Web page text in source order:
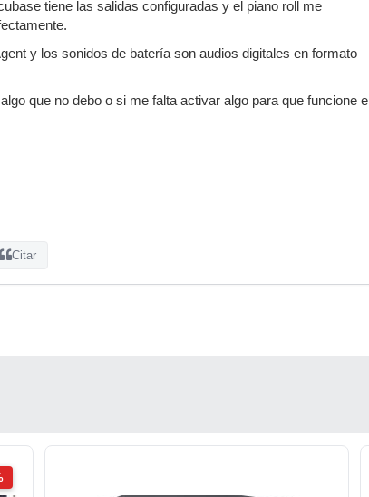
tiene las salidas configuradas y el piano roll me
y los sonidos de batería son audios digitales en formato
que no debo o si me falta activar algo para que funcione el
Citar